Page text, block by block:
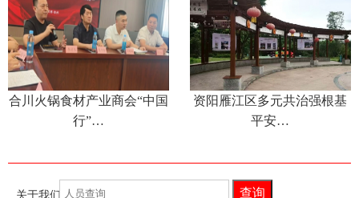
合川火锅食材产业商会“中国
行”…
资阳雁江区多元共治强根基
平安…
关于我们 联系我们 查询